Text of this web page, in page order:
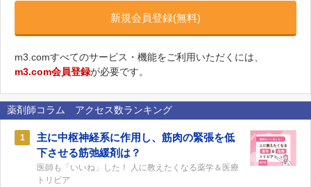
新規会員登録(無料)
m3.comすべてのサービス・機能をご利用いただくには、
m3.com会員登録が必要です。
薬剤師コラム アクセス数ランキング
1
主に中枢神経系に作用し、筋肉の緊張を低
下させる筋弛緩剤は？
医師も「いいね」した！ 人に教えたくなる薬学＆医療
トリビア